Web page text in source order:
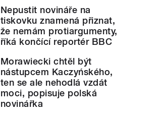
Nepustit novináře na
tiskovku znamená přiznat,
že nemám protiargumenty,
říká končící reportér BBC
Morawiecki chtěl být
nástupcem Kaczyńského,
ten se ale nehodlá vzdát
moci, popisuje polská
novinářka